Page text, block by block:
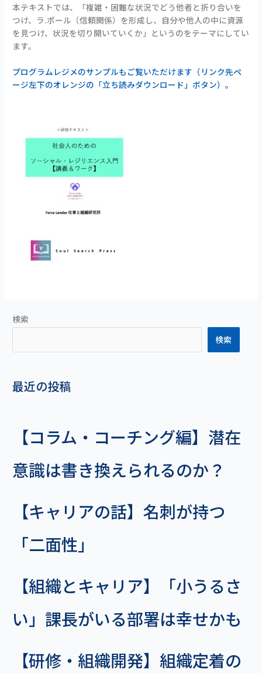
本テキストでは、「複雑・困難な状況でどう他者と折り合いを
つけ、ラ.ポール（信頼関係）を形成し、自分や他人の中に資源
を見つけ、状況を切り開いていくか」というのをテーマにしてい
ます。
プログラムレジメのサンプルもご覧いただけます（リンク先ペ
ージ左下のオレンジの「立ち読みダウンロード」ボタン）。
検索
検索
最近の投稿
【コラム・コーチング編】潜在
意識は書き換えられるのか？
【キャリアの話】名刺が持つ
「二面性」
【組織とキャリア】「小うるさ
い」課長がいる部署は幸せかも
【研修・組織開発】組織定着の